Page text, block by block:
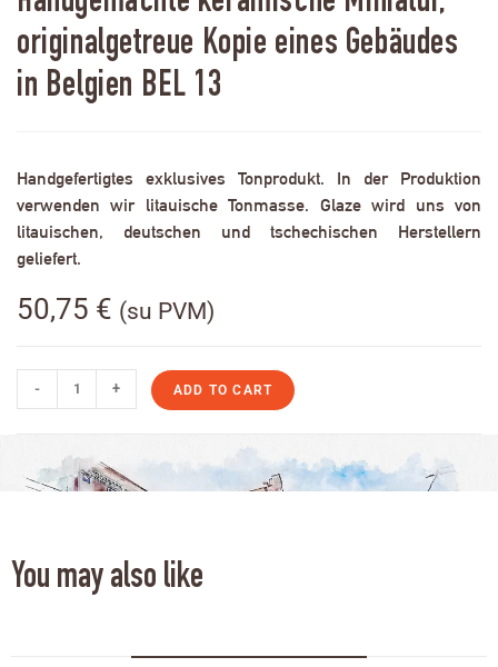
originalgetreue Kopie eines Gebäudes
in Belgien BEL 13
Handgefertigtes exklusives Tonprodukt. In der Produktion
verwenden wir litauische Tonmasse. Glaze wird uns von
litauischen, deutschen und tschechischen Herstellern
geliefert.
50,75 € (su PVM)
- + ADD TO CART
You may also like